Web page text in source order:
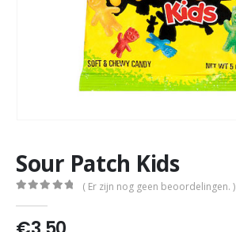
Sour Patch Kids
( Er zijn nog geen beoordelingen. )